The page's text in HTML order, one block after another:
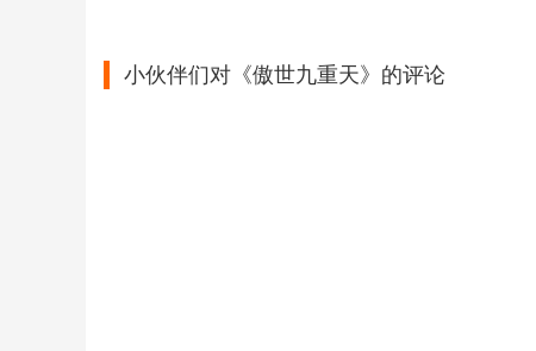
小伙伴们对《傲世九重天》的评论